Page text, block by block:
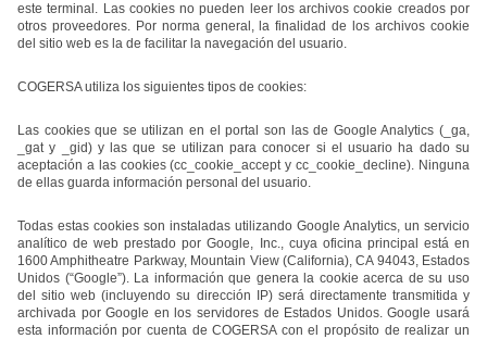
este terminal. Las cookies no pueden leer los archivos cookie creados por
otros proveedores. Por norma general, la finalidad de los archivos cookie
del sitio web es la de facilitar la navegación del usuario.
COGERSA utiliza los siguientes tipos de cookies:
Las cookies que se utilizan en el portal son las de Google Analytics (_ga,
_gat y _gid) y las que se utilizan para conocer si el usuario ha dado su
aceptación a las cookies (cc_cookie_accept y cc_cookie_decline). Ninguna
de ellas guarda información personal del usuario.
Todas estas cookies son instaladas utilizando Google Analytics, un servicio
analítico de web prestado por Google, Inc., cuya oficina principal está en
1600 Amphitheatre Parkway, Mountain View (California), CA 94043, Estados
Unidos (“Google”). La información que genera la cookie acerca de su uso
del sitio web (incluyendo su dirección IP) será directamente transmitida y
archivada por Google en los servidores de Estados Unidos. Google usará
esta información por cuenta de COGERSA con el propósito de realizar un